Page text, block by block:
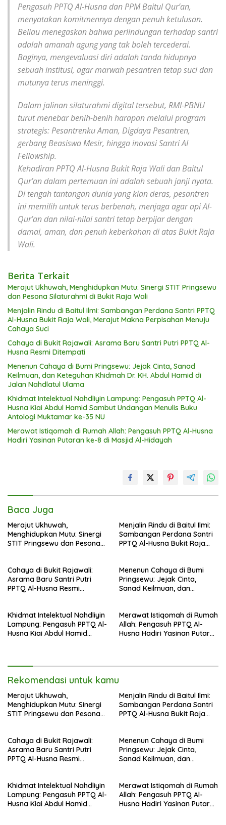
Pengasuh PPTQ Al-Husna dan PPM Baitul Qur’an,
menyatakan komitmennya dengan penuh ketulusan.
Beliau menegaskan bahwa perlindungan terhadap santri
adalah amanah agung yang tak boleh tercederai.
Baginya, mengevaluasi diri adalah tanda hidupnya
sebuah institusi, agar marwah pesantren tetap suci dan
mutunya terus meninggi.
Dalam jalinan silaturahmi digital tersebut, RMI-PBNU
turut menebar benih-benih harapan melalui program
strategis: Pesantrenku Aman, Digdaya Pesantren,
gerbang Beasiswa Mesir, hingga inovasi Santri AI
Fellowship.
Kehadiran PPTQ Al-Husna Bukit Raja Wali dan Baitul
Qur’an dalam pertemuan ini adalah sebuah janji nyata.
Di tengah tantangan dunia yang kian deras, pesantren
ini memilih untuk terus berbenah, menjaga agar api Al-
Qur’an dan nilai-nilai santri tetap berpijar dengan
damai, aman, dan penuh keberkahan di atas Bukit Raja
Wali.
Berita Terkait
Merajut Ukhuwah, Menghidupkan Mutu: Sinergi STIT Pringsewu
dan Pesona Silaturahmi di Bukit Raja Wali
Menjalin Rindu di Baitul Ilmi: Sambangan Perdana Santri PPTQ
Al-Husna Bukit Raja Wali, Merajut Makna Perpisahan Menuju
Cahaya Suci
Cahaya di Bukit Rajawali: Asrama Baru Santri Putri PPTQ Al-
Husna Resmi Ditempati
Menenun Cahaya di Bumi Pringsewu: Jejak Cinta, Sanad
Keilmuan, dan Keteguhan Khidmah Dr. KH. Abdul Hamid di
Jalan Nahdlatul Ulama
Khidmat Intelektual Nahdliyin Lampung: Pengasuh PPTQ Al-
Husna Kiai Abdul Hamid Sambut Undangan Menulis Buku
Antologi Muktamar ke-35 NU
Merawat Istiqomah di Rumah Allah: Pengasuh PPTQ Al-Husna
Hadiri Yasinan Putaran ke-8 di Masjid Al-Hidayah
Baca Juga
Merajut Ukhuwah,
Menghidupkan Mutu: Sinergi
STIT Pringsewu dan Pesona
Menjalin Rindu di Baitul Ilmi:
Sambangan Perdana Santri
PPTQ Al-Husna Bukit Raja
Suci
Cahaya di Bukit Rajawali:
Asrama Baru Santri Putri
PPTQ Al-Husna Resmi
Menenun Cahaya di Bumi
Pringsewu: Jejak Cinta,
Sanad Keilmuan, dan
Nahdlatul Ulama
Khidmat Intelektual Nahdliyin
Lampung: Pengasuh PPTQ Al-
Husna Kiai Abdul Hamid
Merawat Istiqomah di Rumah
Allah: Pengasuh PPTQ Al-
Husna Hadiri Yasinan Putaran
Rekomendasi untuk kamu
Merajut Ukhuwah,
Menghidupkan Mutu: Sinergi
STIT Pringsewu dan Pesona
Menjalin Rindu di Baitul Ilmi:
Sambangan Perdana Santri
PPTQ Al-Husna Bukit Raja
Suci
Cahaya di Bukit Rajawali:
Asrama Baru Santri Putri
PPTQ Al-Husna Resmi
Menenun Cahaya di Bumi
Pringsewu: Jejak Cinta,
Sanad Keilmuan, dan
Nahdlatul Ulama
Khidmat Intelektual Nahdliyin
Lampung: Pengasuh PPTQ Al-
Husna Kiai Abdul Hamid
Merawat Istiqomah di Rumah
Allah: Pengasuh PPTQ Al-
Husna Hadiri Yasinan Putaran